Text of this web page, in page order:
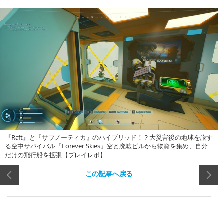
『Raft』と『サブノーティカ』のハイブリッド！？大災害後の地球を旅す
る空中サバイバル『Forever Skies』空と廃墟ビルから物資を集め、自分
だけの飛行船を拡張【プレイレポ】
この記事へ戻る